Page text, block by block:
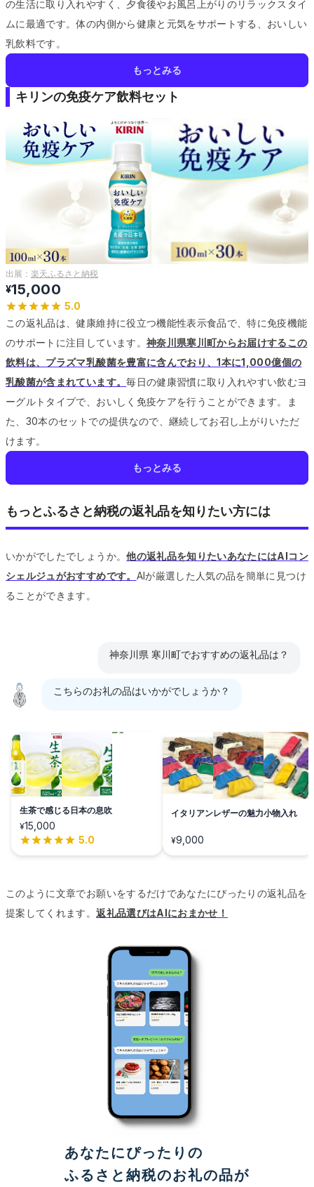
の生活に取り入れやすく、夕食後やお風呂上がりのリラックスタイ
ムに最適です。体の内側から健康と元気をサポートする、おいしい
乳飲料です。
もっとみる
キリンの免疫ケア飲料セット
出展： 楽天ふるさと納税
¥15,000
5.0
この返礼品は、健康維持に役立つ機能性表示食品で、特に免疫機能
のサポートに注目しています。 神奈川県寒川町からお届けするこの
飲料は、プラズマ乳酸菌を豊富に含んでおり、1本に1,000億個の
乳酸菌が含まれています。毎日の健康習慣に取り入れやすい飲むヨ
ーグルトタイプで、おいしく免疫ケアを行うことができます。
ま
た、30本のセットでの提供なので、継続してお召し上がりいただ
けます。
もっとみる
もっとふるさと納税の返礼品を知りたい方には
いかがでしたでしょうか。他の返礼品を知りたいあなたにはAIコン
シェルジュがおすすめです。 AIが厳選した人気の品を簡単に見つけ
ることができます。
神奈川県 寒川町でおすすめの返礼品は？
こちらのお礼の品はいかがでしょうか？
生茶で感じる日本の息吹
¥15,000
5.0
イタリアンレザーの魅力小物入れ
¥9,000
このように文章でお願いをするだけであなたにぴったりの返礼品を
提案してくれます。返礼品選びはAIにおまかせ！
あなたにぴったりの
ふるさと納税のお礼の品が